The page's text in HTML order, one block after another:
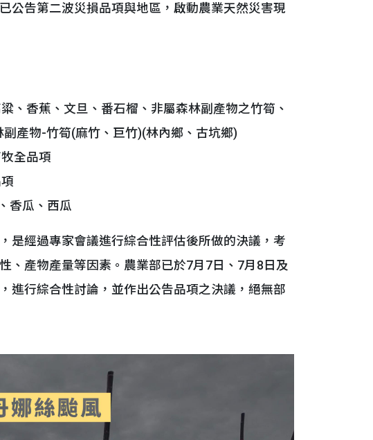
公告第二波災損品項與地區，啟動農業天然災害現
、香蕉、文旦、番石榴、非屬森林副產物之竹筍、
產物-竹筍(麻竹、巨竹)(林內鄉、古坑鄉)
全品項
香瓜、西瓜
經過專家會議進行綜合性評估後所做的決議，考
、產物產量等因素。農業部已於7月7日、7月8日及
進行綜合性討論，並作出公告品項之決議，絕無部